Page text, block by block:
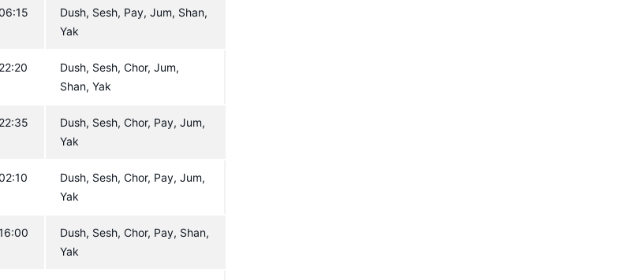
Dush, Sesh, Pay, Jum, Shan,
Yak
22:20
Dush, Sesh, Chor, Jum,
Shan, Yak
22:35
Dush, Sesh, Chor, Pay, Jum,
Yak
Dush, Sesh, Chor, Pay, Jum,
Yak
Dush, Sesh, Chor, Pay, Shan,
Yak